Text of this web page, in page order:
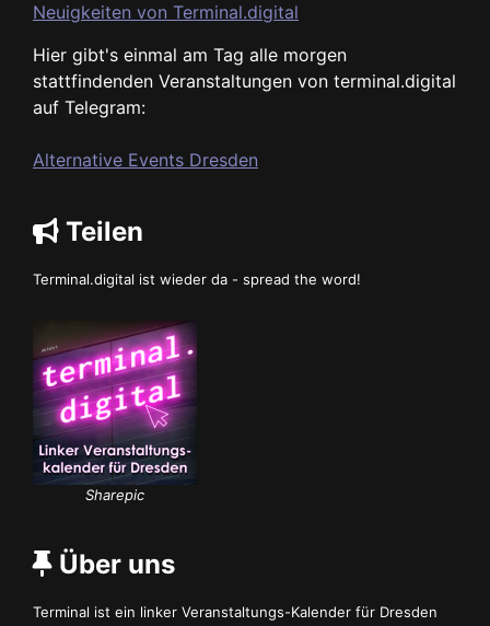
Neuigkeiten von Terminal.digital
Hier gibt's einmal am Tag alle morgen
stattfindenden Veranstaltungen von terminal.digital
auf Telegram:
Alternative Events Dresden
Teilen
Terminal.digital ist wieder da - spread the word!
Sharepic
Über uns
Terminal ist ein linker Veranstaltungs-Kalender für Dresden